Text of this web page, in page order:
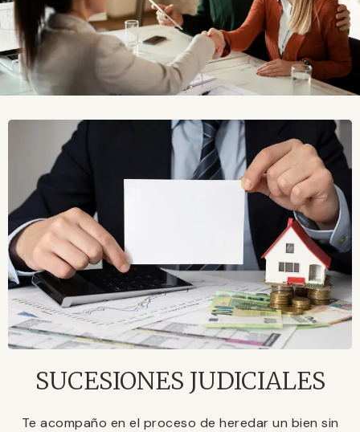
SUCESIONES JUDICIALES
Te acompaño en el proceso de heredar un bien sin